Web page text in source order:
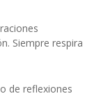
Siempre respira
de reflexiones